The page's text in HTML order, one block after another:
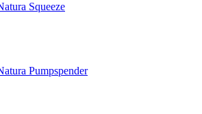
Squeeze
Pumpspender